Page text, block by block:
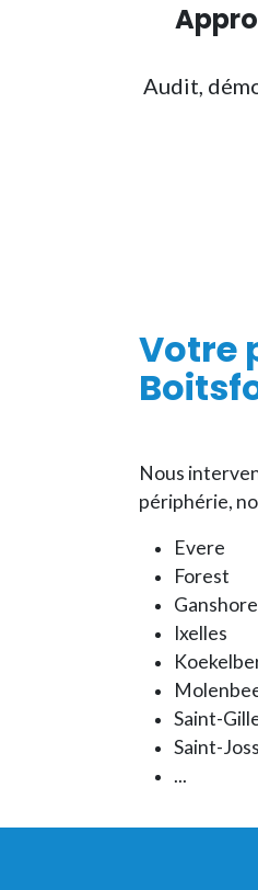
Audit,
Votre
Nous
périphérie,
Evere
Forest
Ixelles
Saint-
Saint-
...